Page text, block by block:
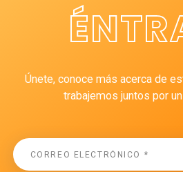
Únete, conoce más acerca de
trabajemos juntos por